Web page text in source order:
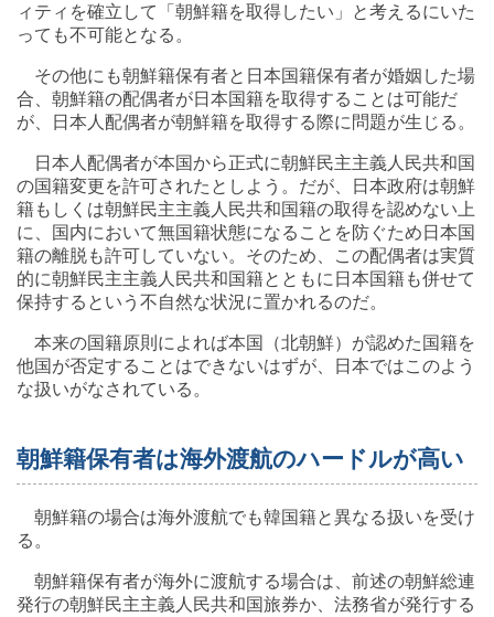
ィティを確立して「朝鮮籍を取得したい」と考えるにいた
っても不可能となる。
その他にも朝鮮籍保有者と日本国籍保有者が婚姻した場
合、朝鮮籍の配偶者が日本国籍を取得することは可能だ
が、日本人配偶者が朝鮮籍を取得する際に問題が生じる。
日本人配偶者が本国から正式に朝鮮民主主義人民共和国
の国籍変更を許可されたとしよう。だが、日本政府は朝鮮
籍もしくは朝鮮民主主義人民共和国籍の取得を認めない上
に、国内において無国籍状態になることを防ぐため日本国
籍の離脱も許可していない。そのため、この配偶者は実質
的に朝鮮民主主義人民共和国籍とともに日本国籍も併せて
保持するという不自然な状況に置かれるのだ。
本来の国籍原則によれば本国（北朝鮮）が認めた国籍を
他国が否定することはできないはずが、日本ではこのよう
な扱いがなされている。
朝鮮籍保有者は海外渡航のハードルが高い
朝鮮籍の場合は海外渡航でも韓国籍と異なる扱いを受け
る。
朝鮮籍保有者が海外に渡航する場合は、前述の朝鮮総連
発行の朝鮮民主主義人民共和国旅券か、法務省が発行する